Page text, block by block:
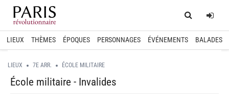
Home
LIEUX THÈMES ÉPOQUES PERSONNAGES ÉVÉNEMENTS BALADES
LIEUX 7E ARR. ÉCOLE MILITAIRE
École militaire - Invalides